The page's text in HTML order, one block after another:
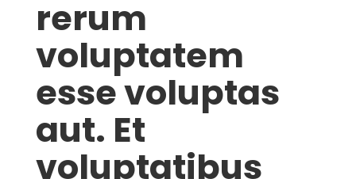
rerum
voluptatem
esse voluptas
aut. Et
voluptatibus